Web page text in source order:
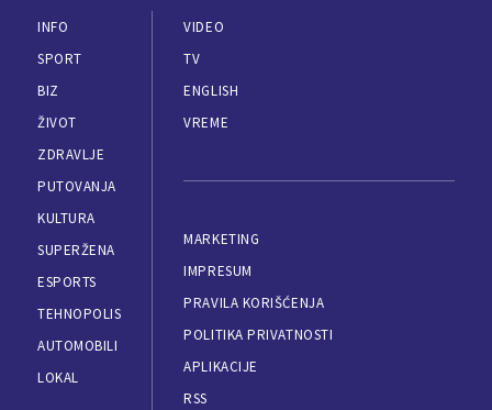
INFO
SPORT
BIZ
ŽIVOT
ZDRAVLJE
PUTOVANJA
KULTURA
SUPERŽENA
ESPORTS
TEHNOPOLIS
AUTOMOBILI
LOKAL
VIDEO
TV
ENGLISH
VREME
MARKETING
IMPRESUM
PRAVILA KORIŠĆENJA
POLITIKA PRIVATNOSTI
APLIKACIJE
RSS